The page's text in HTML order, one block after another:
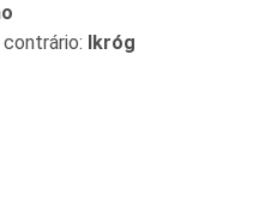
Ikróg